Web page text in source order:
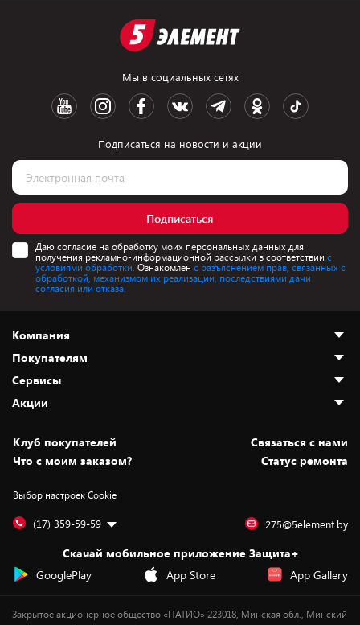
Мы в социальных сетях
Подписаться на новости и акции
Подписаться
Даю согласие на обработку моих персональных данных для
получения рекламно-информационной рассылки в соответствии с
условиями обработки. Ознакомлен с разъяснением прав, связанных с
обработкой, механизмом их реализации, последствиями дачи
согласия или отказа.
Компания
О нас
Адреса магазинов
Новости
Статьи и обзоры
Вакансии
Дай пять добру!
Покупателям
Как сделать заказ
Оплата и доставка
Безналичный расчёт
Обмен и возврат товара
Обработка персональных данных
Подарочные карты
Сервисы
Установка техники
Для игровых консолей
Для мобильных устройств
Для компьютеров
Сервисные центры
Акции
Скидки и промокоды
Белорусские товары
Бонусы
Оплата частями
Уценка
Клуб покупателей
Cвязаться с нами
Что с моим заказом?
Статус ремонта
Выбор настроек Cookie
(17) 359-59-59 275@5element.by
Скачай мобильное приложение Защита+
GooglePlay
App Store App Gallery
Закрытое акционерное общество «ПАТИО» 223018, Минская обл., Минский